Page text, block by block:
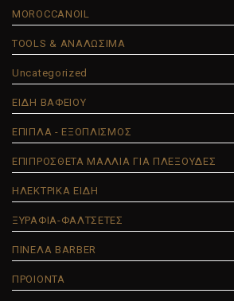
MOROCCANOIL
TOOLS & ΑΝΑΛΩΣΙΜΑ
Uncategorized
ΕΙΔΗ ΒΑΦΕΙΟΥ
ΕΠΙΠΛΑ - ΕΞΟΠΛΙΣΜΟΣ
ΕΠΙΠΡΟΣΘΕΤΑ ΜΑΛΛΙΑ ΓΙΑ ΠΛΕΞΟΥΔΕΣ
ΗΛΕΚΤΡΙΚΑ ΕΙΔΗ
ΞΥΡΑΦΙΑ-ΦΑΛΤΣΕΤΕΣ
ΠΙΝΕΛΑ BARBER
ΠΡΟΙΟΝΤΑ